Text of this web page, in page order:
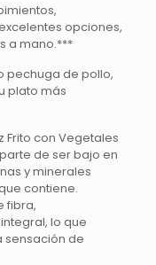
opciones,
a mano.***
pechuga de pollo,
plato más
Frito con Vegetales
de ser bajo en
y minerales
contiene.
fibra,
lo que
sensación de